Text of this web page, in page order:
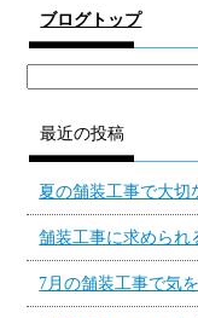
ブログトップ
最近の投稿
夏の舗装工事で大切
舗装工事に求められ
7月の舗装工事で気